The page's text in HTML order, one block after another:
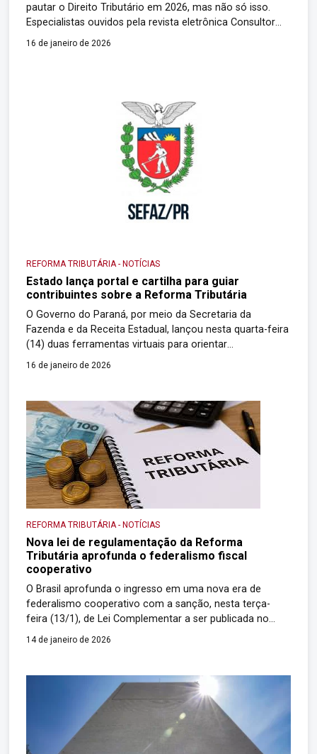
pautar o Direito Tributário em 2026, mas não só isso.
Especialistas ouvidos pela revista eletrônica Consultor
Jurídico listam uma série de julgamentos de grande
impacto nos tribunais brasileiros previstos para este ano,
16 de janeiro de 2026
REFORMA TRIBUTÁRIA- NOTÍCIAS
Estado lança portal e cartilha para guiar
contribuintes sobre a Reforma Tributária
O Governo do Paraná, por meio da Secretaria da
Fazenda e da Receita Estadual, lançou nesta quarta-feira
(14) duas ferramentas virtuais para orientar
contribuintes, gestores públicos e equipes técnicas
municipais durante o período de transição para a
federal da Lei Complementar nº 227/2026, que cria o
Comitê Gestor […]
16 de janeiro de 2026
REFORMA TRIBUTÁRIA- NOTÍCIAS
Nova lei de regulamentação da Reforma
Tributária aprofunda o federalismo fiscal
cooperativo
O Brasil aprofunda o ingresso em uma nova era de
federalismo cooperativo com a sanção, nesta terça-
feira (13/1), de Lei Complementar a ser publicada no
Diário Oficial desta quarta-feira, que integra o conjunto
de normativos de regulamentação da Reforma Tributária
Imposto sobre Bens e Serviços […]
14 de janeiro de 2026